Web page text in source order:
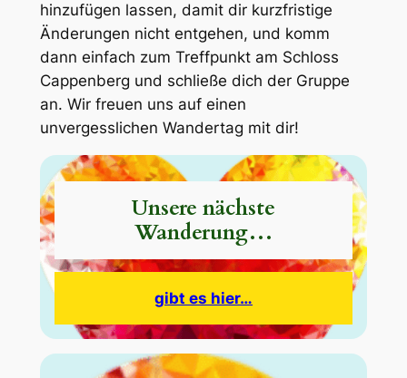
hinzufügen lassen, damit dir kurzfristige
Änderungen nicht entgehen, und komm
dann einfach zum Treffpunkt am Schloss
Cappenberg und schließe dich der Gruppe
an. Wir freuen uns auf einen
unvergesslichen Wandertag mit dir!
Unsere nächste
Wanderung…
gibt es hier…